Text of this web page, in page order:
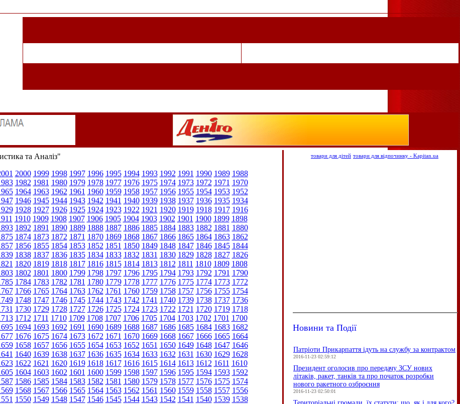
та Аналіз"
2000 1999 1998 1997 1996 1995 1994 1993 1992 1991 1990 1989 1988
1982 1981 1980 1979 1978 1977 1976 1975 1974 1973 1972 1971 1970
1964 1963 1962 1961 1960 1959 1958 1957 1956 1955 1954 1953 1952
1946 1945 1944 1943 1942 1941 1940 1939 1938 1937 1936 1935 1934
1928 1927 1926 1925 1924 1923 1922 1921 1920 1919 1918 1917 1916
1910 1909 1908 1907 1906 1905 1904 1903 1902 1901 1900 1899 1898
1892 1891 1890 1889 1888 1887 1886 1885 1884 1883 1882 1881 1880
1874 1873 1872 1871 1870 1869 1868 1867 1866 1865 1864 1863 1862
1856 1855 1854 1853 1852 1851 1850 1849 1848 1847 1846 1845 1844
1838 1837 1836 1835 1834 1833 1832 1831 1830 1829 1828 1827 1826
1820 1819 1818 1817 1816 1815 1814 1813 1812 1811 1810 1809 1808
1802 1801 1800 1799 1798 1797 1796 1795 1794 1793 1792 1791 1790
1784 1783 1782 1781 1780 1779 1778 1777 1776 1775 1774 1773 1772
1766 1765 1764 1763 1762 1761 1760 1759 1758 1757 1756 1755 1754
1748 1747 1746 1745 1744 1743 1742 1741 1740 1739 1738 1737 1736
1730 1729 1728 1727 1726 1725 1724 1723 1722 1721 1720 1719 1718
1712 1711 1710 1709 1708 1707 1706 1705 1704 1703 1702 1701 1700
1694 1693 1692 1691 1690 1689 1688 1687 1686 1685 1684 1683 1682
1676 1675 1674 1673 1672 1671 1670 1669 1668 1667 1666 1665 1664
1658 1657 1656 1655 1654 1653 1652 1651 1650 1649 1648 1647 1646
1640 1639 1638 1637 1636 1635 1634 1633 1632 1631 1630 1629 1628
1622 1621 1620 1619 1618 1617 1616 1615 1614 1613 1612 1611 1610
1604 1603 1602 1601 1600 1599 1598 1597 1596 1595 1594 1593 1592
1586 1585 1584 1583 1582 1581 1580 1579 1578 1577 1576 1575 1574
1568 1567 1566 1565 1564 1563 1562 1561 1560 1559 1558 1557 1556
1550 1549 1548 1547 1546 1545 1544 1543 1542 1541 1540 1539 1538
товари для дітей товари для відпочинку - Kapitan.ua
Новини та Події
Патріоти Прикарпаття ідуть на службу за контрактом
2016-11-23 02:59:12
Президент оголосив про передачу ЗСУ нових
літаків, ракет, танків та про початок розробки
нового ракетного озброєння
2016-11-23 02:50:01